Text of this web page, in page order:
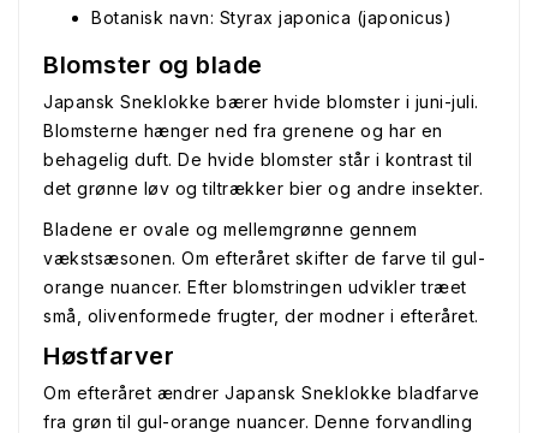
Botanisk navn: Styrax japonica (japonicus)
Blomster og blade
Japansk Sneklokke bærer hvide blomster i juni-juli.
Blomsterne hænger ned fra grenene og har en
behagelig duft. De hvide blomster står i kontrast til
det grønne løv og tiltrækker bier og andre insekter.
Bladene er ovale og mellemgrønne gennem
vækstsæsonen. Om efteråret skifter de farve til gul-
orange nuancer. Efter blomstringen udvikler træet
små, olivenformede frugter, der modner i efteråret.
Høstfarver
Om efteråret ændrer Japansk Sneklokke bladfarve
fra grøn til gul-orange nuancer. Denne forvandling